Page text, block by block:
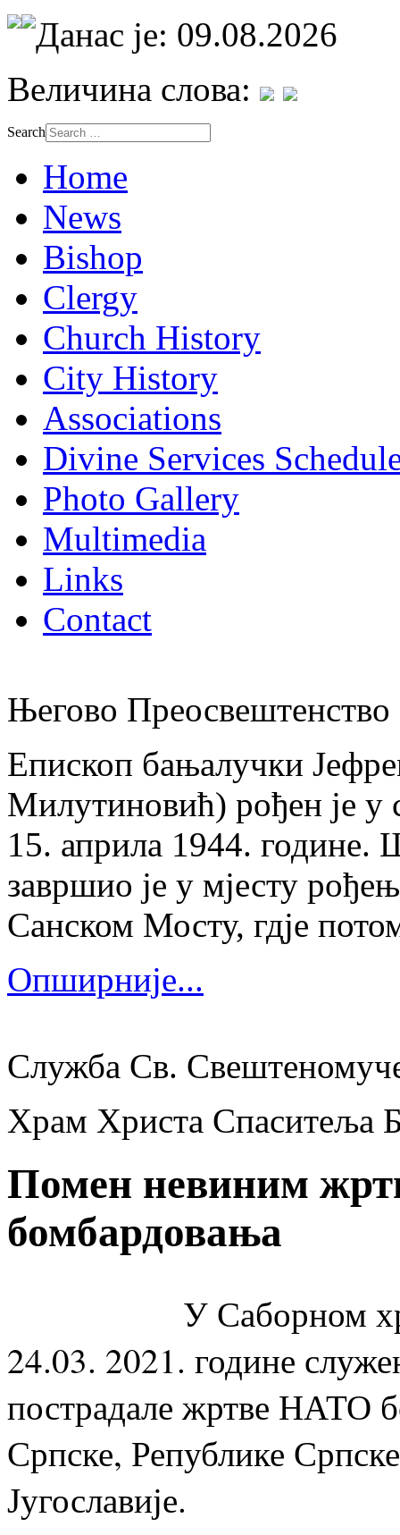
Данас је: 09.08.2026
Величина слова:
Search
Home
News
Bishop
Clergy
Church History
City History
Associations
Divine Services
Photo Gallery
Multimedia
Links
Contact
Његово
Епископ бањалучки
Милутиновић) рођен је у
15. априла 1944. године.
завршио је у мјесту
Санском Мосту, гдје
Опширније...
Служба Св.
Храм Христа Спаситеља
Помен невиним
бомбардовања
У Саборном храму
24.03. 2021. године
пострадале жртве НАТО
Српске, Републике
Југославије.